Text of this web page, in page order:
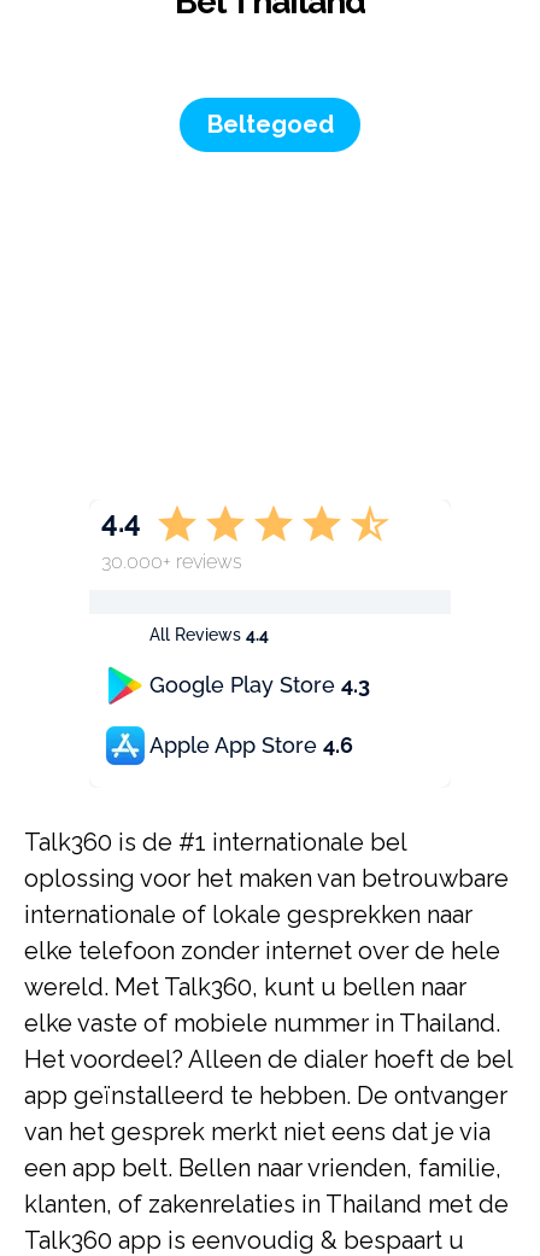
Beltegoed
All Reviews 4.4
Google Play Store 4.3
Apple App Store 4.6
4.4
30.000+ reviews
Talk360 is de #1 internationale bel
oplossing voor het maken van betrouwbare
internationale of lokale gesprekken naar
elke telefoon zonder internet over de hele
wereld. Met Talk360, kunt u bellen naar
elke vaste of mobiele nummer in Thailand.
Het voordeel? Alleen de dialer hoeft de bel
app geïnstalleerd te hebben. De ontvanger
van het gesprek merkt niet eens dat je via
een app belt. Bellen naar vrienden, familie,
klanten, of zakenrelaties in Thailand met de
Talk360 app is eenvoudig & bespaart u